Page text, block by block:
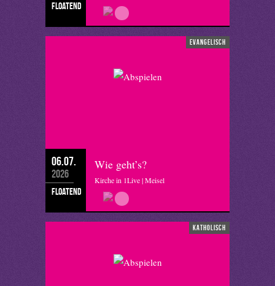
floatend
evangelisch
06.07.
2026
floatend
Wie geht’s?
Kirche in 1Live | Meisel
katholisch